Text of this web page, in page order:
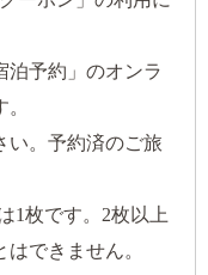
予約」のオンラ
。予約済のご旅
1枚です。2枚以上
できません。